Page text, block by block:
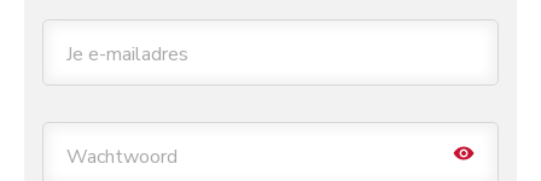
Je e-mailadres
Wachtwoord